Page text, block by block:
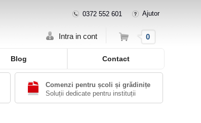
0372 552 601 Ajutor
Intra in cont Cos 0
Blog Contact
Comenzi pentru școli și grădinițe
Soluții dedicate pentru instituții